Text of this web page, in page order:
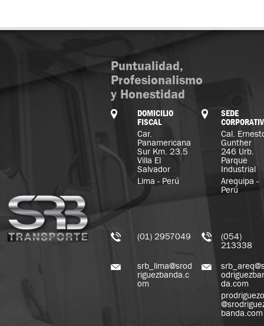
Puntualidad,
Profesionalismo
y Honestidad
DOMICILIO
FISCAL
Car.
Panamericana
Sur Km. 23.5
Villa El
Salvador
Lima - Perú
SEDE
Cal.
Gunther
246 Urb.
Parque
Industrial
Arequipa -
Perú
(01) 2957049 (054)
213338
srb_lima@srod
riguezbanda.c
om
da.com
prodriguezo
banda.com